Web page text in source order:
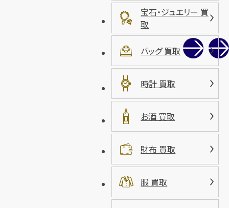
宝石・ジュエリー 買
取
バッグ 買取
時計 買取
お酒 買取
財布 買取
服 買取